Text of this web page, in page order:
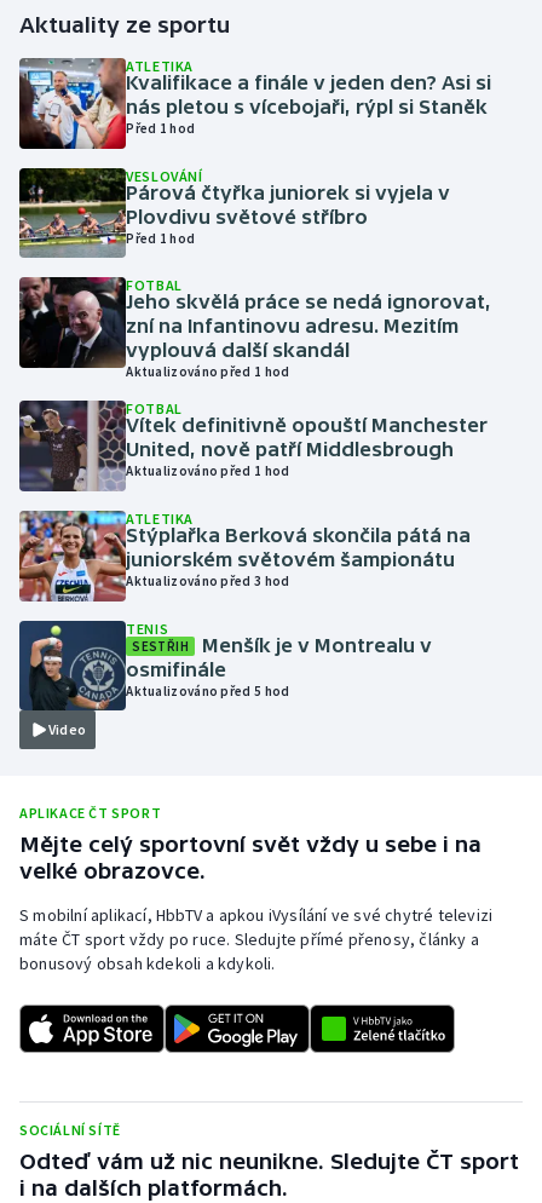
Gymnastika
Jezdectví
Judo
Krasobruslení
Lyže a snowboard
Moderní pětiboj
Motorsport
Olympijské hry
Parasport
Plavání
Plážový volejbal
Ragby
Rychlobruslení
Rychlostní kanoistika
Short track
Stolní tenis
Aktuality ze sportu
ATLETIKA
Kvalifikace a finále v jeden den? Asi si
nás pletou s vícebojaři, rýpl si Staněk
Před 1 hod
VESLOVÁNÍ
Párová čtyřka juniorek si vyjela v
Plovdivu světové stříbro
Před 1 hod
FOTBAL
Jeho skvělá práce se nedá ignorovat,
zní na Infantinovu adresu. Mezitím
vyplouvá další skandál
Aktualizováno před 1 hod
FOTBAL
Vítek definitivně opouští Manchester
United, nově patří Middlesbrough
Aktualizováno před 1 hod
ATLETIKA
Stýplařka Berková skončila pátá na
juniorském světovém šampionátu
Aktualizováno před 3 hod
Video
TENIS
SESTŘIH
Menšík je v Montrealu v
osmifinále
Aktualizováno před 5 hod
APLIKACE ČT SPORT
Mějte celý sportovní svět vždy u sebe i na
velké obrazovce.
S mobilní aplikací, HbbTV a apkou iVysílání ve své chytré televizi
máte ČT sport vždy po ruce. Sledujte přímé přenosy, články a
bonusový obsah kdekoli a kdykoli.
SOCIÁLNÍ SÍTĚ
Odteď vám už nic neunikne. Sledujte ČT sport
i na dalších platformách.